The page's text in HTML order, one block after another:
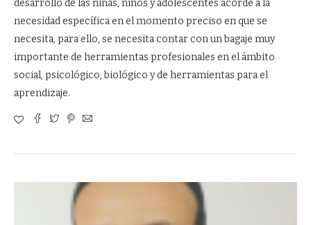
desarrollo de las niñas, niños y adolescentes acorde a la
necesidad específica en el momento preciso en que se
necesita, para ello, se necesita contar con un bagaje muy
importante de herramientas profesionales en el ámbito
social, psicológico, biológico y de herramientas para el
aprendizaje.